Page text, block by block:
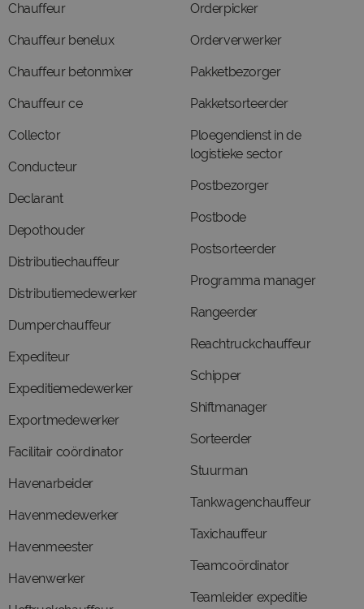
Chauffeur
Chauffeur benelux
Chauffeur betonmixer
Chauffeur ce
Collector
Conducteur
Declarant
Depothouder
Distributiechauffeur
Distributiemedewerker
Dumperchauffeur
Expediteur
Expeditiemedewerker
Exportmedewerker
Facilitair coördinator
Havenarbeider
Havenmedewerker
Havenmeester
Havenwerker
Orderpicker
Orderverwerker
Pakketbezorger
Pakketsorteerder
Ploegendienst in de
logistieke sector
Postbezorger
Postbode
Postsorteerder
Programma manager
Rangeerder
Reachtruckchauffeur
Schipper
Shiftmanager
Sorteerder
Stuurman
Tankwagenchauffeur
Taxichauffeur
Teamcoördinator
Teamleider expeditie